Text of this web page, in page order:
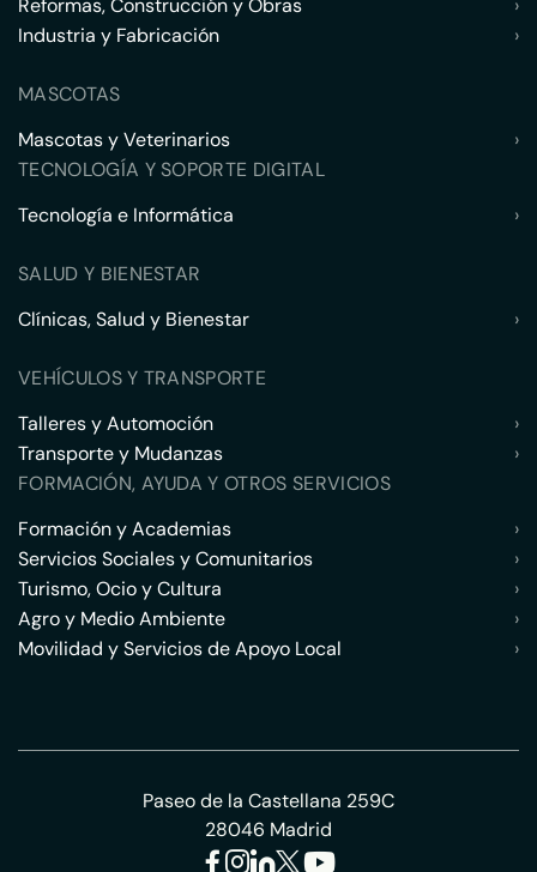
Reformas, Construcción y Obras
›
Industria y Fabricación
›
MASCOTAS
Mascotas y Veterinarios
›
TECNOLOGÍA Y SOPORTE DIGITAL
Tecnología e Informática
›
SALUD Y BIENESTAR
Clínicas, Salud y Bienestar
›
VEHÍCULOS Y TRANSPORTE
Talleres y Automoción
›
Transporte y Mudanzas
›
FORMACIÓN, AYUDA Y OTROS SERVICIOS
Formación y Academias
›
Servicios Sociales y Comunitarios
›
Turismo, Ocio y Cultura
›
Agro y Medio Ambiente
›
Movilidad y Servicios de Apoyo Local
›
Paseo de la Castellana 259C
28046 Madrid